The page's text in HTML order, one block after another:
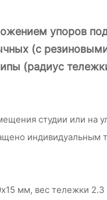
упоров
(с
(радиус
студии или на
индивидуальным
мм, вес тележки 2.3